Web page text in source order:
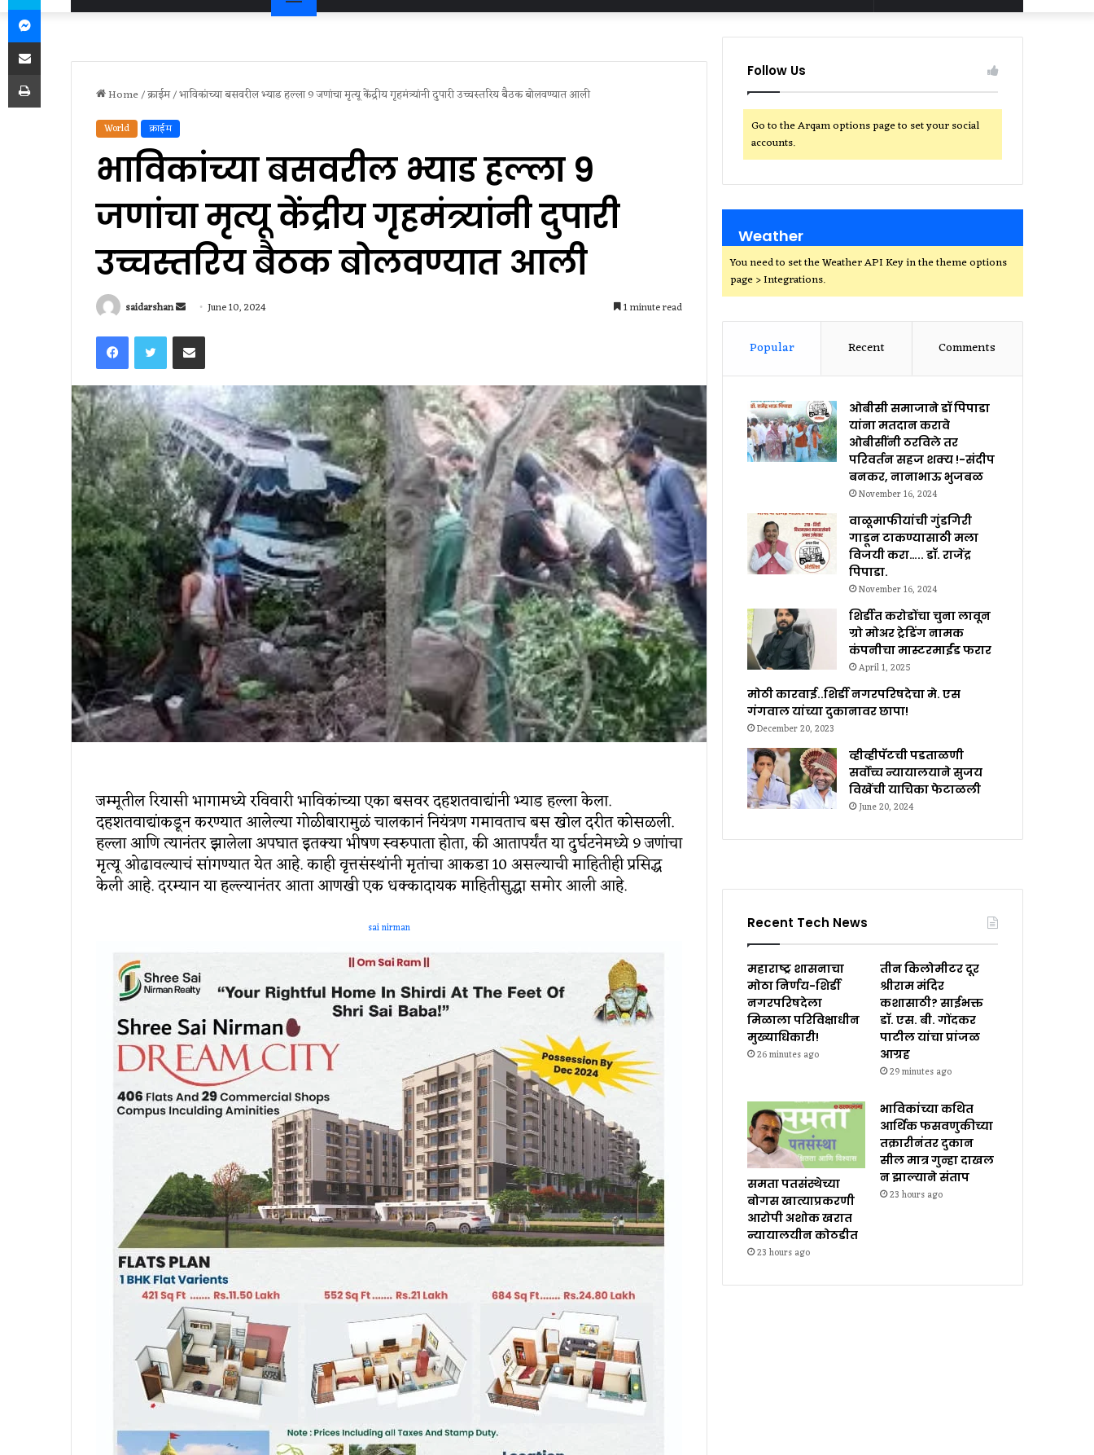
for
Home/क्राईम/भाविकांच्या बसवरील भ्याड हल्ला 9 जणांचा मृत्यू केंद्रीय गृहमंत्र्यांनी दुपारी उच्चस्तरिय बैठक बोलवण्यात आली
World क्राईम
भाविकांच्या बसवरील भ्याड हल्ला 9
जणांचा मृत्यू केंद्रीय गृहमंत्र्यांनी दुपारी
उच्चस्तरिय बैठक बोलवण्यात आली
saidarshan
Send
email
June 10, 2024 1 minute read
FacebookTwitter Share via Email
जम्मूतील रियासी भागामध्ये रविवारी भाविकांच्या एका बसवर दहशतवाद्यांनी भ्याड हल्ला केला.
दहशतवाद्यांकडून करण्यात आलेल्या गोळीबारामुळं चालकानं नियंत्रण गमावताच बस खोल दरीत कोसळली.
हल्ला आणि त्यानंतर झालेला अपघात इतक्या भीषण स्वरुपाता होता, की आतापर्यंत या दुर्घटनेमध्ये 9 जणांचा
मृत्यू ओढावल्याचं सांगण्यात येत आहे. काही वृत्तसंस्थांनी मृतांचा आकडा 10 असल्याची माहितीही प्रसिद्ध
केली आहे. दरम्यान या हल्ल्यानंतर आता आणखी एक धक्कादायक माहितीसुद्धा समोर आली आहे.
sai nirman
Follow Us
Go to the Arqam options page to set your social
accounts.
Weather
You need to set the Weather API Key in the theme options
page > Integrations.
Popular Recent Comments
ओबीसी समाजाने डॉ पिपाडा
यांना मतदान करावे
ओबीसींनी ठरविले तर
परिवर्तन सहज शक्य !-संदीप
बनकर, नानाभाऊ भुजबळ
November 16, 2024
वाळूमाफीयांची गुंडगिरी
गाडून टाकण्यासाठी मला
विजयी करा….. डॉ. राजेंद्र
पिपाडा.
November 16, 2024
शिर्डीत करोडोंचा चुना लावून
ग्रो मोअर ट्रेडिंग नामक
कंपनीचा मास्टरमाईंड फरार
April 1, 2025
मोठी कारवाई..शिर्डी नगरपरिषदेचा मे. एस
गंगवाल यांच्या दुकानावर छापा!
December 20, 2023
व्हीव्हीपॅटची पडताळणी
सर्वोच्च न्यायालयाने सुजय
विखेंची याचिका फेटाळली
June 20, 2024
Recent Tech News
महाराष्ट्र शासनाचा
मोठा निर्णय-शिर्डी
नगरपरिषदेला
मिळाला परिविक्षाधीन
मुख्याधिकारी!
26 minutes ago
तीन किलोमीटर दूर
श्रीराम मंदिर
कशासाठी? साईभक्त
डॉ. एस. बी. गोंदकर
पाटील यांचा प्रांजळ
आग्रह
29 minutes ago
समता पतसंस्थेच्या
बोगस खात्याप्रकरणी
आरोपी अशोक खरात
न्यायालयीन कोठडीत
23 hours ago
भाविकांच्या कथित
आर्थिक फसवणुकीच्या
तक्रारीनंतर दुकान
सील मात्र गुन्हा दाखल
न झाल्याने संताप
23 hours ago
Messenger
Share via Email